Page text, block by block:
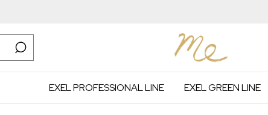
EXEL PROFESSIONAL LINE EXEL GREEN LINE